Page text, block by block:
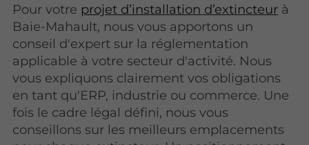
Pour votre projet d’installation d’extincteur à
Baie-Mahault, nous vous apportons un
conseil d'expert sur la réglementation
applicable à votre secteur d'activité. Nous
vous expliquons clairement vos obligations
en tant qu'ERP, industrie ou commerce. Une
fois le cadre légal défini, nous vous
conseillons sur les meilleurs emplacements